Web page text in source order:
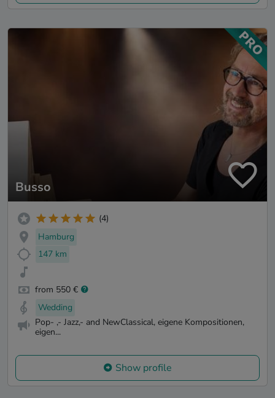
Busso
(4)
Hamburg
147 km
from 550 €
Wedding
Pop- ,- Jazz,- and NewClassical, eigene Kompositionen,
eigen...
Show profile